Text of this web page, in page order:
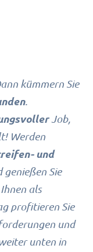
kümmern Sie
.
Job,
Werden
und
genießen Sie
als
profitieren Sie
und
unten in